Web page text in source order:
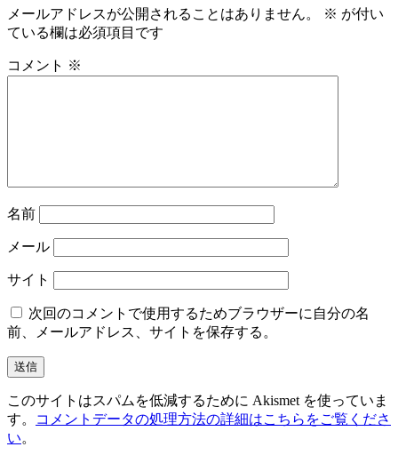
ゲ
シ
メールアドレスが公開されることはありません。 ※ が付い
ている欄は必須項目です
コメント ※
名前
メール
サイト
次回のコメントで使用するためブラウザーに自分の名
前、メールアドレス、サイトを保存する。
このサイトはスパムを低減するために Akismet を使っていま
す。
コメントデータの処理方法の詳細はこちらをご覧くださ
い。